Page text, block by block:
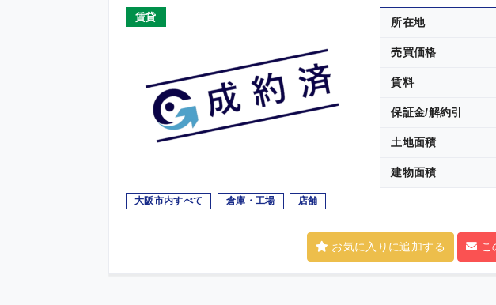
売買
賃貸
大阪市内すべて 倉庫・工場 店舗
所在地
売買価格
賃料
保証金/解約引
土地面積
建物面積
お気に入りに追加する こ